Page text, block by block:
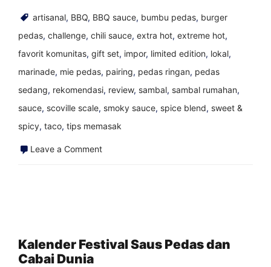
artisanal, BBQ, BBQ sauce, bumbu pedas, burger
pedas, challenge, chili sauce, extra hot, extreme hot,
favorit komunitas, gift set, impor, limited edition, lokal,
marinade, mie pedas, pairing, pedas ringan, pedas
sedang, rekomendasi, review, sambal, sambal rumahan,
sauce, scoville scale, smoky sauce, spice blend, sweet &
spicy, taco, tips memasak
Leave a Commenton
&
Kalender Festival Saus Pedas dan
Cabai Dunia